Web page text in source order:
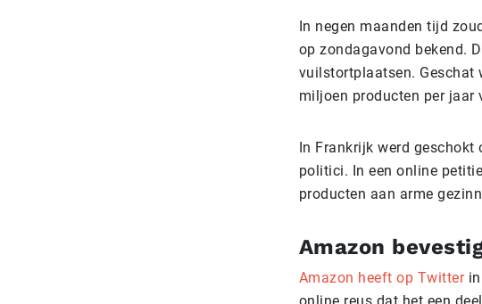
In negen maanden tijd
op zondagavond bekend.
vuilstortplaatsen. Geschat
miljoen producten per jaar
In Frankrijk werd geschokt
politici. In een online
producten aan arme
Amazon
Amazon heeft op Twitter